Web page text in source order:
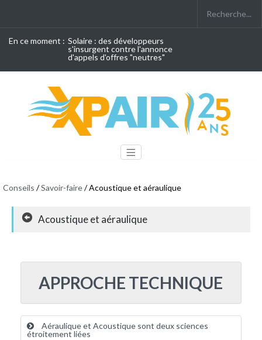
En ce moment : Solaire : des développeurs
s'insurgent contre l'annonce
d'appels d'offres "neutres"
Conseils /Savoir-faire/ Acoustique et aéraulique
Acoustique et aéraulique
APPROCHE TECHNIQUE
Aéraulique et Acoustique sont deux sciences
étroitement liées